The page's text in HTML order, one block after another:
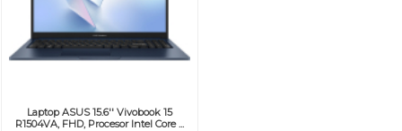
Laptop ASUS 15.6'' Vivobook 15
R1504VA, FHD, Procesor Intel Core ...